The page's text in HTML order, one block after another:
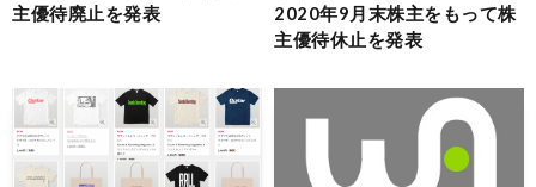
主優待廃止を発表
2020年9月末株主をもって株
主優待休止を発表